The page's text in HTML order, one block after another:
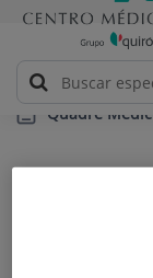
Quadre Mèdic